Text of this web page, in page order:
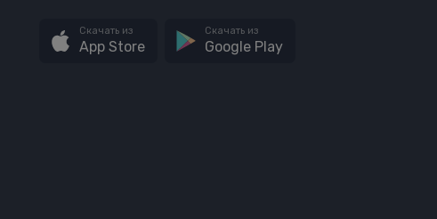
Скачать из
App Store
Скачать из
Google Play